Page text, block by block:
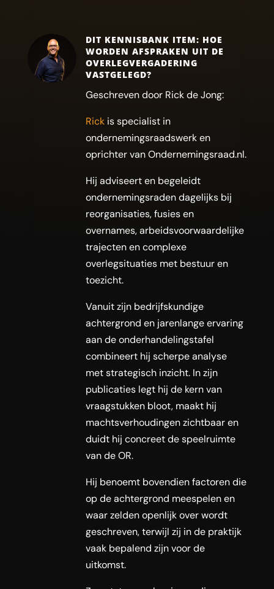
DIT KENNISBANK ITEM: HOE
WORDEN AFSPRAKEN UIT DE
OVERLEGVERGADERING
VASTGELEGD?
Geschreven door Rick de Jong:
Rickis specialist in
ondernemingsraadswerk en
oprichter van Ondernemingsraad.nl.
Hij adviseert en begeleidt
ondernemingsraden dagelijks bij
reorganisaties, fusies en
overnames, arbeidsvoorwaardelijke
trajecten en complexe
overlegsituaties met bestuur en
toezicht.
Vanuit zijn bedrijfskundige
achtergrond en jarenlange ervaring
aan de onderhandelingstafel
combineert hij scherpe analyse
met strategisch inzicht. In zijn
publicaties legt hij de kern van
vraagstukken bloot, maakt hij
machtsverhoudingen zichtbaar en
duidt hij concreet de speelruimte
van de OR.
Hij benoemt bovendien factoren die
op de achtergrond meespelen en
waar zelden openlijk over wordt
geschreven, terwijl zij in de praktijk
vaak bepalend zijn voor de
uitkomst.